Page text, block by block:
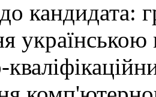
кандидата: